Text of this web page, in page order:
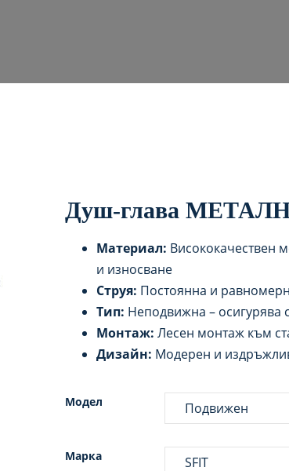
Душ-глава
Материал: Висококачествен
и износване
Струя: Постоянна и
Тип: Неподвижна – осигурява
Монтаж: Лесен монтаж към
Дизайн: Модерен и
Модел
Марка